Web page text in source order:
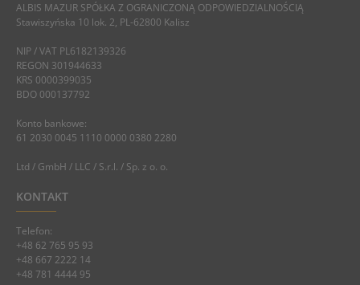
ALBIS MAZUR SPÓŁKA Z OGRANICZONĄ ODPOWIEDZIALNOŚCIĄ
Stawiszyńska 10 lok. 2, PL-62800 Kalisz
NIP / VAT PL6182139326
REGON 301944633
KRS 0000399035
BDO 000137792
Konto bankowe:
61 2030 0045 1110 0000 0380 2280
Ltd / GmbH / LLC / S.r.l. / Sp. z o. o.
KONTAKT
Telefon:
+48 62 765 95 93
+48 667 2222 14
+48 781 4444 95